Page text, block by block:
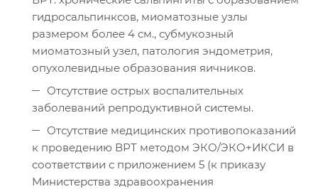
гидросальпинксов, миоматозные узлы
размером более 4 см., субмукозный
миоматозный узел, патология эндометрия,
опухолевидные образования яичников.
Отсутствие острых воспалительных
заболеваний репродуктивной системы.
Отсутствие медицинских противопоказаний
к проведению ВРТ методом ЭКО/ЭКО+ИКСИ в
соответствии с приложением 5 (к приказу
Министерства здравоохранения